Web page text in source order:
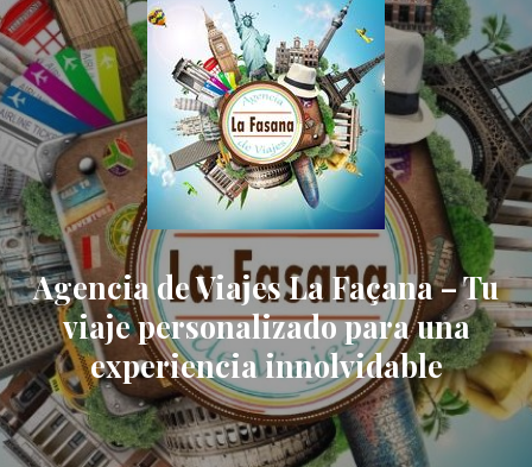
Agencia de Viajes La Façana – Tu
viaje personalizado para una
experiencia innolvidable